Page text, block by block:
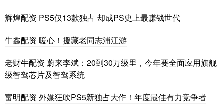
辉煌配资 PS5仅13款独占 却成PS史上最赚钱世代
牛鑫配资 暖心！援藏老同志浦江游
老财牛配资 蔚来李斌：20到30万级里，今年要全面应用旗舰
级智驾芯片及智驾系统
富明配资 外媒狂吹PS5新独占大作！年度最佳有力竞争者